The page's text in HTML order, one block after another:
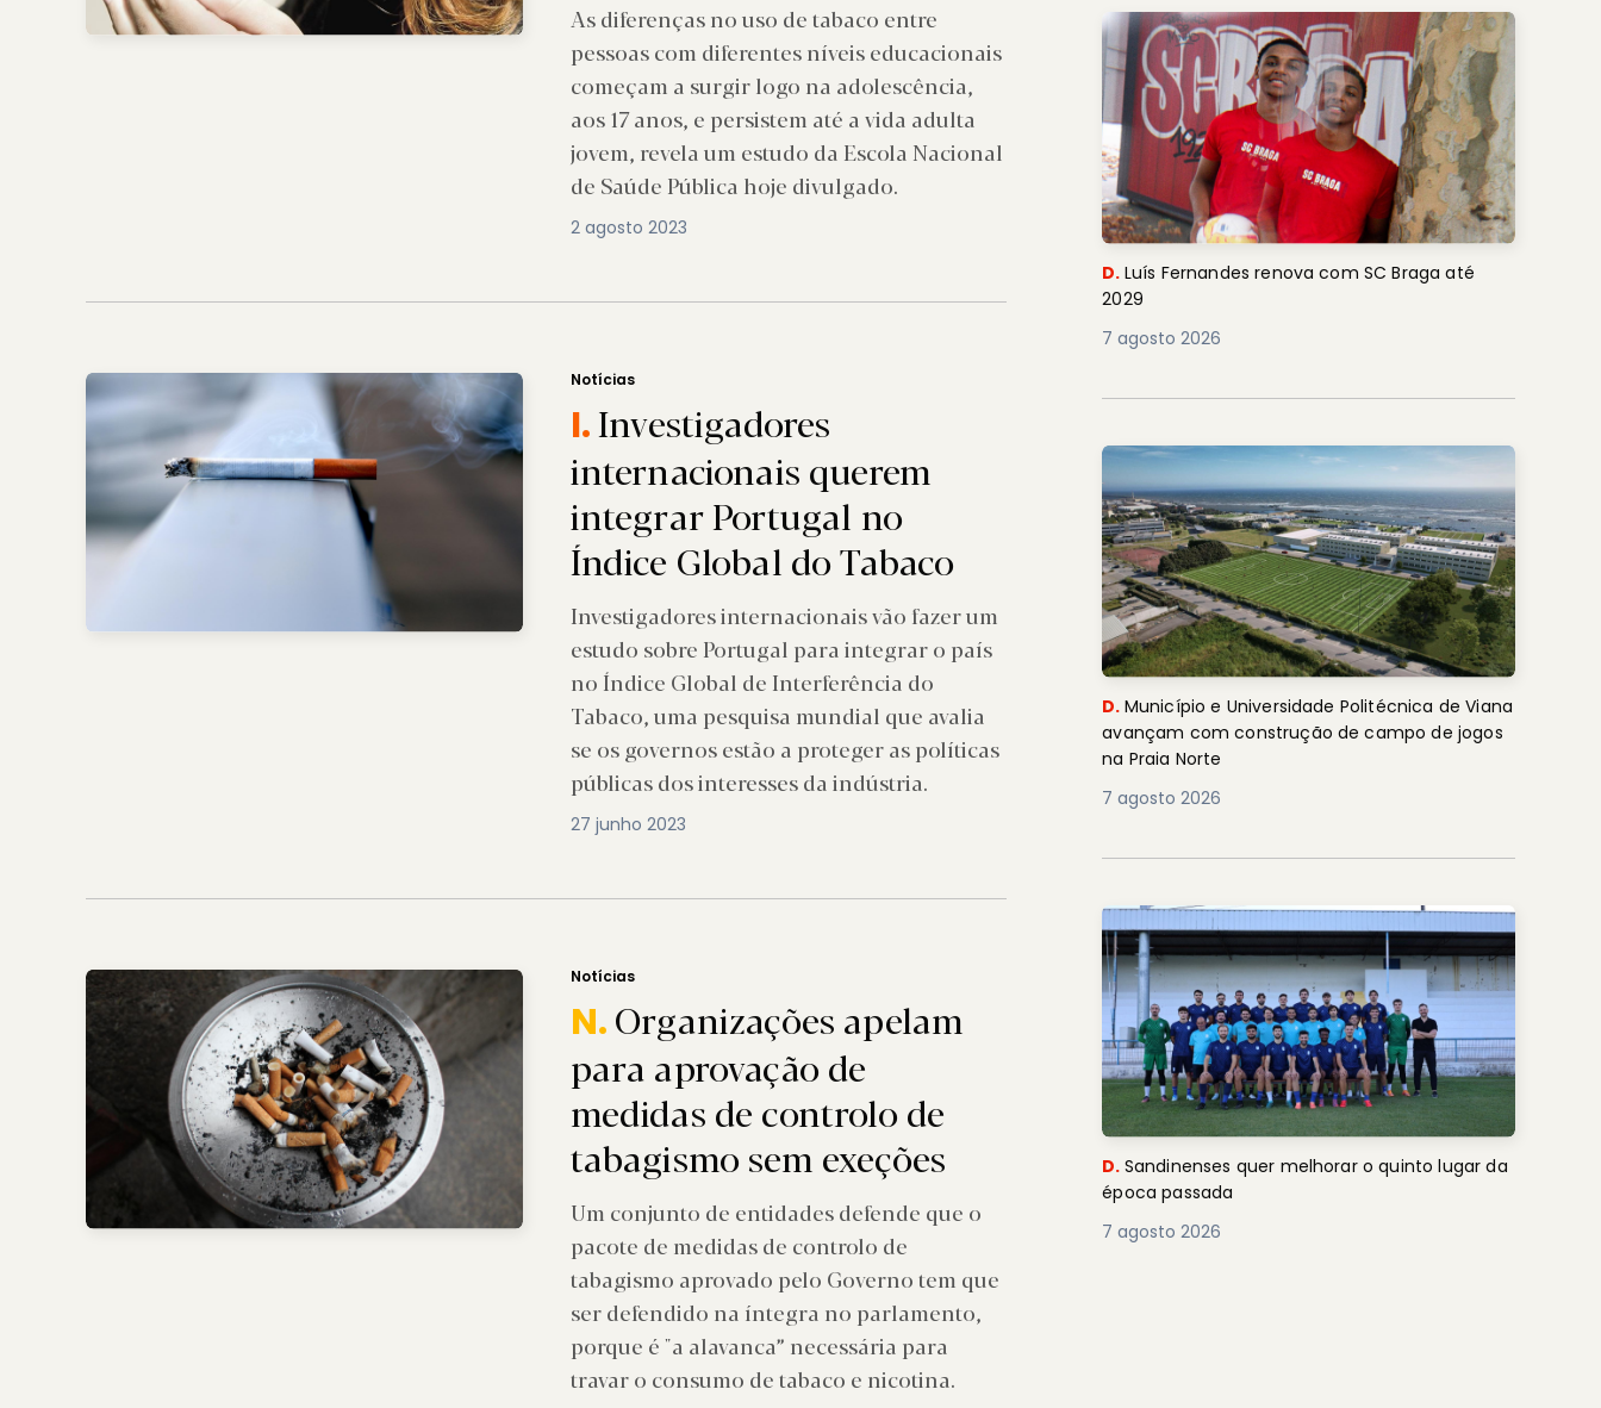
As diferenças no uso de tabaco entre
pessoas com diferentes níveis educacionais
começam a surgir logo na adolescência,
aos 17 anos, e persistem até a vida adulta
jovem, revela um estudo da Escola Nacional
de Saúde Pública hoje divulgado.
2 agosto 2023
Notícias
I.Investigadores
internacionais querem
integrar Portugal no
Índice Global do Tabaco
Investigadores internacionais vão fazer um
estudo sobre Portugal para integrar o país
no Índice Global de Interferência do
Tabaco, uma pesquisa mundial que avalia
se os governos estão a proteger as políticas
públicas dos interesses da indústria.
27 junho 2023
Notícias
N.Organizações apelam
para aprovação de
medidas de controlo de
tabagismo sem exeções
Um conjunto de entidades defende que o
pacote de medidas de controlo de
tabagismo aprovado pelo Governo tem que
ser defendido na íntegra no parlamento,
porque é "a alavanca” necessária para
travar o consumo de tabaco e nicotina.
D. Luís Fernandes renova com SC Braga até
2029
7 agosto 2026
D. Município e Universidade Politécnica de Viana
avançam com construção de campo de jogos
na Praia Norte
7 agosto 2026
D. Sandinenses quer melhorar o quinto lugar da
época passada
7 agosto 2026